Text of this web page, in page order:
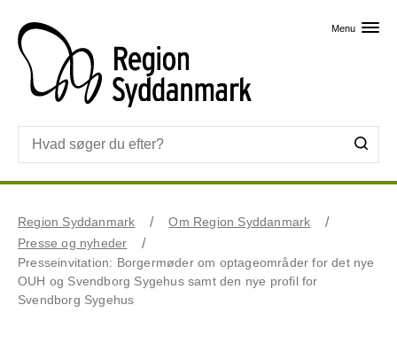
Menu
Region Syddanmark
Om Region Syddanmark
Presse og nyheder
Presseinvitation: Borgermøder om optageområder for det nye
OUH og Svendborg Sygehus samt den nye profil for
Svendborg Sygehus